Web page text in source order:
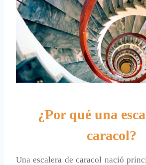
¿Por qué una
caracol?
Una escalera de caracol nació